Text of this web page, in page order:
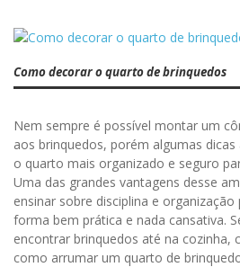
Como decorar o quarto de brinquedos
Nem sempre é possível montar um
aos brinquedos, porém algumas
o quarto mais organizado e seguro
Uma das grandes vantagens desse
ensinar sobre disciplina e
forma bem prática e nada cansativa.
encontrar brinquedos até na cozinha,
como arrumar um quarto de